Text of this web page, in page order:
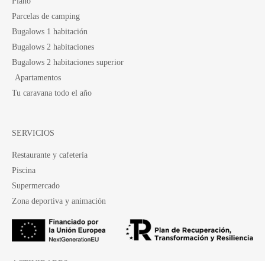
Parcelas de camping
Bugalows 1 habitación
Bugalows 2 habitaciones
Bugalows 2 habitaciones superior
Apartamentos
Tu caravana todo el año
SERVICIOS
Restaurante y cafetería
Piscina
Supermercado
Zona deportiva y animación